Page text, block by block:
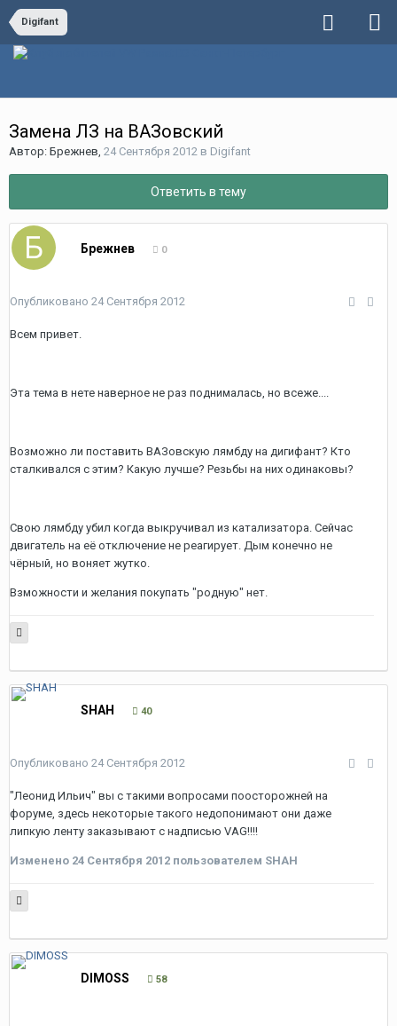
Digifant
Замена ЛЗ на ВАЗовский
Автор: Брежнев, 24 Сентября 2012 в Digifant
Ответить в тему
Брежнев 0
Опубликовано 24 Сентября 2012
Всем привет.
Эта тема в нете наверное не раз поднималась, но всеже....
Возможно ли поставить ВАЗовскую лямбду на дигифант? Кто
сталкивался с этим? Какую лучше? Резьбы на них одинаковы?
Свою лямбду убил когда выкручивал из катализатора. Сейчас
двигатель на её отключение не реагирует. Дым конечно не
чёрный, но воняет жутко.
Взможности и желания покупать "родную" нет.
SHAH 40
Опубликовано 24 Сентября 2012
"Леонид Ильич" вы с такими вопросами поосторожней на
форуме, здесь некоторые такого недопонимают они даже
липкую ленту заказывают с надписью VAG!!!!
Изменено 24 Сентября 2012 пользователем SHAH
DIMOSS 58